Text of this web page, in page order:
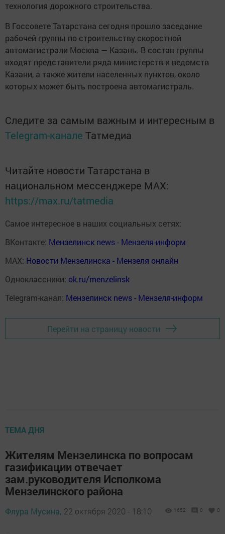
технология дорожного строительства.
В Госсовете Татарстана сегодня прошло заседание
рабочей группы по строительству скоростной
автомагистрали Москва — Казань. В состав группы
входят представители ряда министерств и ведомств
Казани, а также жители населенных пунктов, около
которых может быть построена автомагистраль.
Следите за самым важным и интересным в
Telegram-канале Татмедиа
Читайте новости Татарстана в
национальном мессенджере MАХ:
https://max.ru/tatmedia
Самое интересное в наших социальных сетях:
ВКонтакте: Мензелинск news - Мензеля-информ
MAX: Новости Мензелинска - Мензеля онлайн
Одноклассники: ok.ru/menzelinsk
Telegram-канал: Мензелинск news - Мензеля-информ
Перейти на страницу новости
ТЕМА ДНЯ
Жителям Мензелинска по вопросам
газификации отвечает
зам.руководителя Исполкома
Мензелинского района
Флура Мусина, 22 октября 2020 - 18:10 1652 0 0